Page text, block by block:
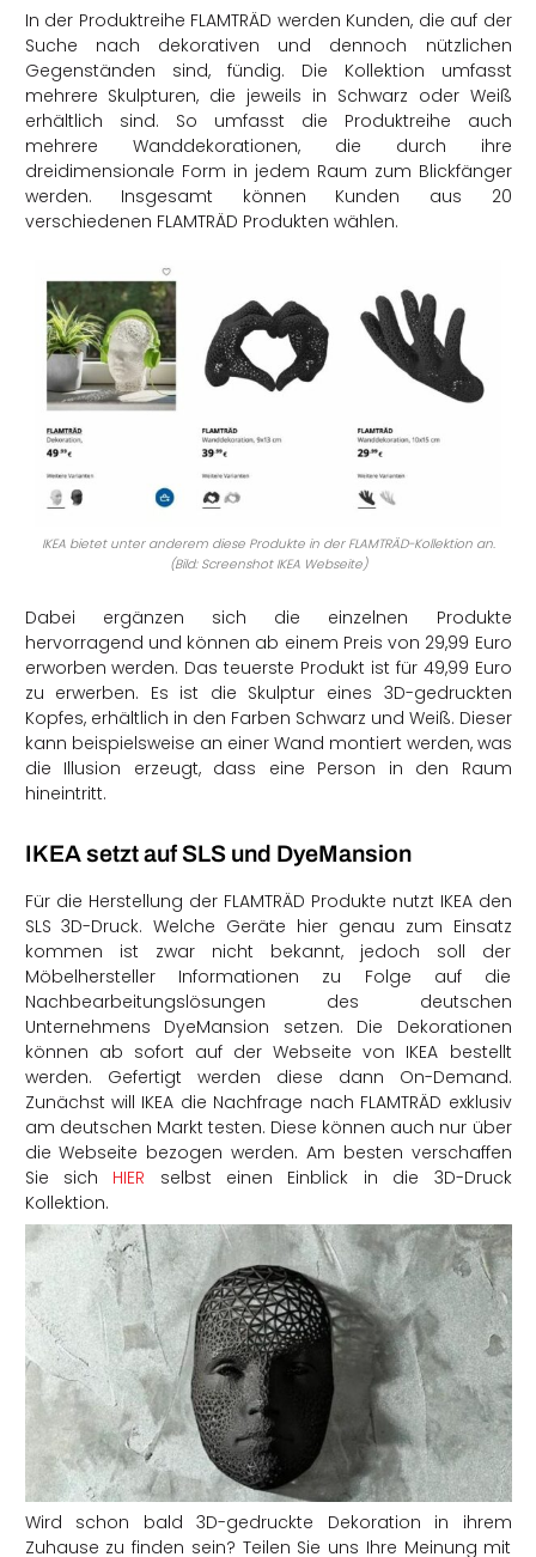
In der Produktreihe FLAMTRÄD werden Kunden, die auf der
Suche nach dekorativen und dennoch nützlichen
Gegenständen sind, fündig. Die Kollektion umfasst
mehrere Skulpturen, die jeweils in Schwarz oder Weiß
erhältlich sind. So umfasst die Produktreihe auch
mehrere Wanddekorationen, die durch ihre
dreidimensionale Form in jedem Raum zum Blickfänger
werden. Insgesamt können Kunden aus 20
verschiedenen FLAMTRÄD Produkten wählen.
IKEA bietet unter anderem diese Produkte in der FLAMTRÄD-Kollektion an.
(Bild: Screenshot IKEA Webseite)
Dabei ergänzen sich die einzelnen Produkte
hervorragend und können ab einem Preis von 29,99 Euro
erworben werden. Das teuerste Produkt ist für 49,99 Euro
zu erwerben. Es ist die Skulptur eines 3D-gedruckten
Kopfes, erhältlich in den Farben Schwarz und Weiß. Dieser
kann beispielsweise an einer Wand montiert werden, was
die Illusion erzeugt, dass eine Person in den Raum
hineintritt.
IKEA setzt auf SLS und DyeMansion
Für die Herstellung der FLAMTRÄD Produkte nutzt IKEA den
SLS 3D-Druck. Welche Geräte hier genau zum Einsatz
kommen ist zwar nicht bekannt, jedoch soll der
Möbelhersteller Informationen zu Folge auf die
Nachbearbeitungslösungen des deutschen
Unternehmens DyeMansion setzen. Die Dekorationen
können ab sofort auf der Webseite von IKEA bestellt
werden. Gefertigt werden diese dann On-Demand.
Zunächst will IKEA die Nachfrage nach FLAMTRÄD exklusiv
am deutschen Markt testen. Diese können auch nur über
die Webseite bezogen werden. Am besten verschaffen
Sie sich HIER selbst einen Einblick in die 3D-Druck
Kollektion.
Wird schon bald 3D-gedruckte Dekoration in ihrem
Zuhause zu finden sein? Teilen Sie uns Ihre Meinung mit